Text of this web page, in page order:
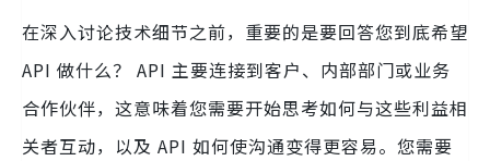
在深入讨论技术细节之前，重要的是要回答您到底希望
API 做什么？ API 主要连接到客户、内部部门或业务
合作伙伴，这意味着您需要开始思考如何与这些利益相
关者互动，以及 API 如何使沟通变得更容易。您需要